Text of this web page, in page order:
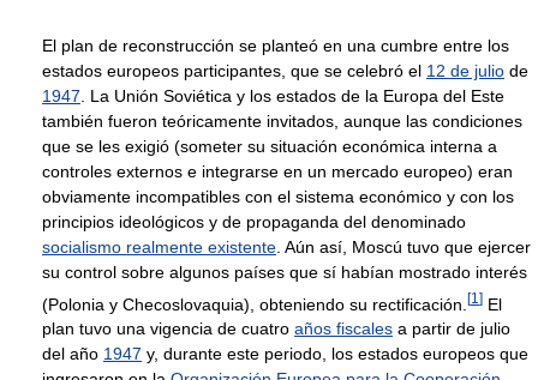
El plan de reconstrucción se planteó en una cumbre entre los
estados europeos participantes, que se celebró el 12 de julio de
1947 . La Unión Soviética y los estados de la Europa del Este
también fueron teóricamente invitados, aunque las condiciones
que se les exigió (someter su situación económica interna a
controles externos e integrarse en un mercado europeo) eran
obviamente incompatibles con el sistema económico y con los
principios ideológicos y de propaganda del denominado
socialismo realmente existente . Aún así, Moscú tuvo que ejercer
su control sobre algunos países que sí habían mostrado interés
(Polonia y Checoslovaquia), obteniendo su rectificación. [1 ] El
plan tuvo una vigencia de cuatro años fiscales a partir de julio
del año 1947 y, durante este periodo, los estados europeos que